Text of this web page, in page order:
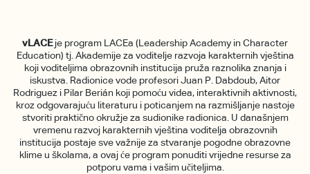
vLACEje program LACEa (Leadership Academy in Character
Education) tj. Akademije za voditelje razvoja karakternih vještina
koji voditeljima obrazovnih institucija pruža raznolika znanja i
iskustva. Radionice vode profesori Juan P. Dabdoub, Aitor
Rodriguez i Pilar Berián koji pomoću videa, interaktivnih aktivnosti,
kroz odgovarajuću literaturu i poticanjem na razmišljanje nastoje
stvoriti praktično okružje za sudionike radionica. U današnjem
vremenu razvoj karakternih vještina voditelja obrazovnih
institucija postaje sve važnije za stvaranje pogodne obrazovne
klime u školama, a ovaj će program ponuditi vrijedne resurse za
potporu vama i vašim učiteljima.